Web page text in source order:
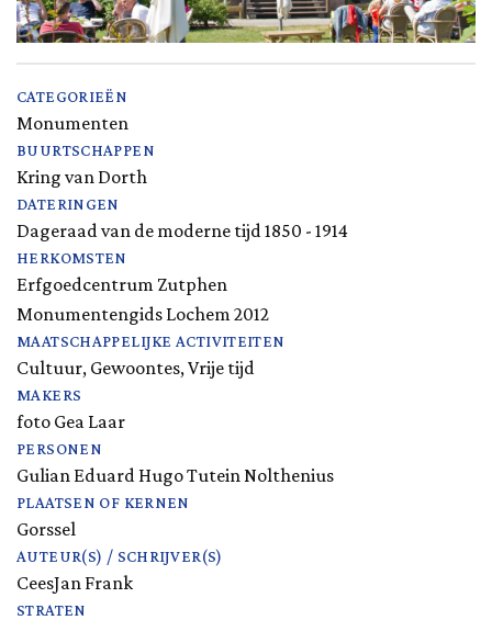
CATEGORIEËN
Monumenten
BUURTSCHAPPEN
Kring van Dorth
DATERINGEN
Dageraad van de moderne tijd 1850 - 1914
HERKOMSTEN
Erfgoedcentrum Zutphen
Monumentengids Lochem 2012
MAATSCHAPPELIJKE ACTIVITEITEN
Cultuur, Gewoontes, Vrije tijd
MAKERS
foto Gea Laar
PERSONEN
Gulian Eduard Hugo Tutein Nolthenius
PLAATSEN OF KERNEN
Gorssel
AUTEUR(S) / SCHRIJVER(S)
CeesJan Frank
STRATEN